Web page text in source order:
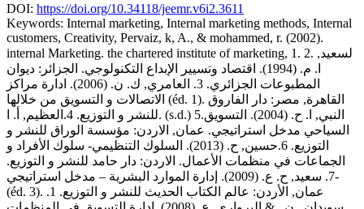
DOI: https://doi.org/10.34118/jeemr.v6i2.3611
Keywords: Internal marketing, Internal marketing methods, Internal
customers, Creativity, Pervaiz, k, A., & mohammed, r. (2002).
internal Marketing. the chartered institute of marketing, 1. 2. لسعيد,
ا. م. (1994). اقتصاد وتسيير الإبداع التكنولوجي. الجزائر: ديوان
المطبوعات الجزائري. 3. العامري, ك. ن. (2006). ادارة مراكز
الاتصالات و التسويق من خلالها (éd. 1). القاهرة, مصر: دار الفاروق
للنشر و التوزيع. 4.العظيم, أ. ا. (s.d.) 5.النبي, ا. ح. (2004). التسويق
السياحي مدخل استراتيجي. عمان, الاردن: مؤسسة الوراق للنشر و
التوزيع. 6.حسين, ح. (2013). السلوك التنظيمي- سلوك الأفراد و
الجماعات في منظمات الأعمال. الاردن: دار حامد للنشر و التوزيع.
7. سعيد, ح. ع. (2009). إدارة الموارد البشرية – مدخل استراتيجي-
(éd. 3). عمان, الأردن: عالم الكتاب الحديث للنشر و التوزيع. 1.